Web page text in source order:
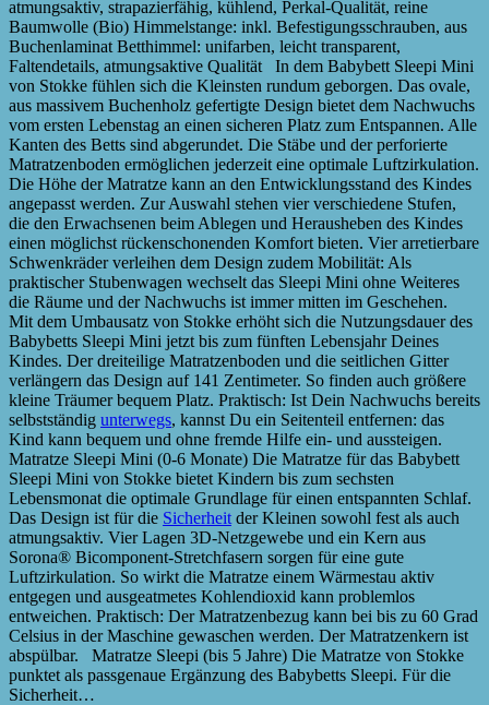
atmungsaktiv, strapazierfähig, kühlend, Perkal-Qualität, reine
Baumwolle (Bio) Himmelstange: inkl. Befestigungsschrauben, aus
Buchenlaminat Betthimmel: unifarben, leicht transparent,
Faltendetails, atmungsaktive Qualität In dem Babybett Sleepi Mini
von Stokke fühlen sich die Kleinsten rundum geborgen. Das ovale,
aus massivem Buchenholz gefertigte Design bietet dem Nachwuchs
vom ersten Lebenstag an einen sicheren Platz zum Entspannen. Alle
Kanten des Betts sind abgerundet. Die Stäbe und der perforierte
Matratzenboden ermöglichen jederzeit eine optimale Luftzirkulation.
Die Höhe der Matratze kann an den Entwicklungsstand des Kindes
angepasst werden. Zur Auswahl stehen vier verschiedene Stufen,
die den Erwachsenen beim Ablegen und Herausheben des Kindes
einen möglichst rückenschonenden Komfort bieten. Vier arretierbare
Schwenkräder verleihen dem Design zudem Mobilität: Als
praktischer Stubenwagen wechselt das Sleepi Mini ohne Weiteres
die Räume und der Nachwuchs ist immer mitten im Geschehen.
Mit dem Umbausatz von Stokke erhöht sich die Nutzungsdauer des
Babybetts Sleepi Mini jetzt bis zum fünften Lebensjahr Deines
Kindes. Der dreiteilige Matratzenboden und die seitlichen Gitter
verlängern das Design auf 141 Zentimeter. So finden auch größere
kleine Träumer bequem Platz. Praktisch: Ist Dein Nachwuchs bereits
selbstständig unterwegs, kannst Du ein Seitenteil entfernen: das
Kind kann bequem und ohne fremde Hilfe ein- und aussteigen.
Matratze Sleepi Mini (0-6 Monate) Die Matratze für das Babybett
Sleepi Mini von Stokke bietet Kindern bis zum sechsten
Lebensmonat die optimale Grundlage für einen entspannten Schlaf.
Das Design ist für die Sicherheit der Kleinen sowohl fest als auch
atmungsaktiv. Vier Lagen 3D-Netzgewebe und ein Kern aus
Sorona® Bicomponent-Stretchfasern sorgen für eine gute
Luftzirkulation. So wirkt die Matratze einem Wärmestau aktiv
entgegen und ausgeatmetes Kohlendioxid kann problemlos
entweichen. Praktisch: Der Matratzenbezug kann bei bis zu 60 Grad
Celsius in der Maschine gewaschen werden. Der Matratzenkern ist
abspülbar. Matratze Sleepi (bis 5 Jahre) Die Matratze von Stokke
punktet als passgenaue Ergänzung des Babybetts Sleepi. Für die
Sicherheit…